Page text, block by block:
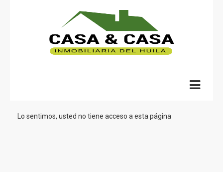
Lo sentimos, usted no tiene acceso a esta página